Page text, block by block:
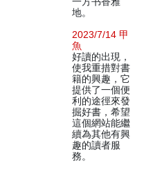
地。
2023/7/14 甲
魚
好讀的出現，
使我重措對書
籍的興趣，它
提供了一個便
利的途徑來發
掘好書，希望
這個網站能繼
續為其他有興
趣的讀者服
務。